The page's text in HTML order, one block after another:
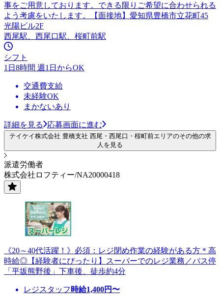
事をご用意しております。できる限りご希望に合わせられる
よう考慮をいたします。【面接地】愛知県豊橋市立花町45
光陽ビル2F
西尾駅、西尾口駅、桜町前駅
シフト
1日8時間 週1日からOK
交通費支給
未経験OK
まかないあり
詳細を見る 応募画面に進む
テイケイ株式会社 豊橋支社 西尾・西尾口・桜町前エリアのその他の求
人を見る
派遣労働者
株式会社ロフティー/NA20000418
《20～40代活躍！》必須：レジ閉め作業の経験がある方＊高
時給◎【経験者にぴったり】スーパーでのレジ業務／バス停
「平坂熊野後」下車後、徒歩約4分
レジスタッフ 時給1,400円〜